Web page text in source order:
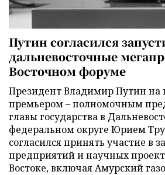
Путин согласился
дальневосточные
Восточном форуме
Президент Владимир Путин на
премьером – полномочным
главы государства в
федеральном округе Юрием
согласился принять участие в
предприятий и научных
Востоке, включая Амурский